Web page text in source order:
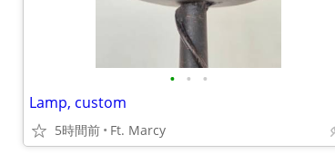
• • •
Lamp, custom
5時間前 Ft. Marcy